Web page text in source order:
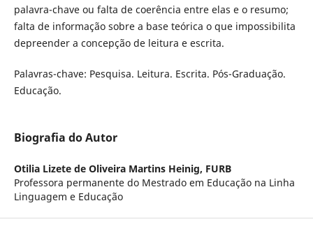
palavra-chave ou falta de coerência entre elas e o resumo;
falta de informação sobre a base teórica o que impossibilita
depreender a concepção de leitura e escrita.
Palavras-chave: Pesquisa. Leitura. Escrita. Pós-Graduação.
Educação.
Biografia do Autor
Otilia Lizete de Oliveira Martins Heinig, FURB
Professora permanente do Mestrado em Educação na Linha
Linguagem e Educação